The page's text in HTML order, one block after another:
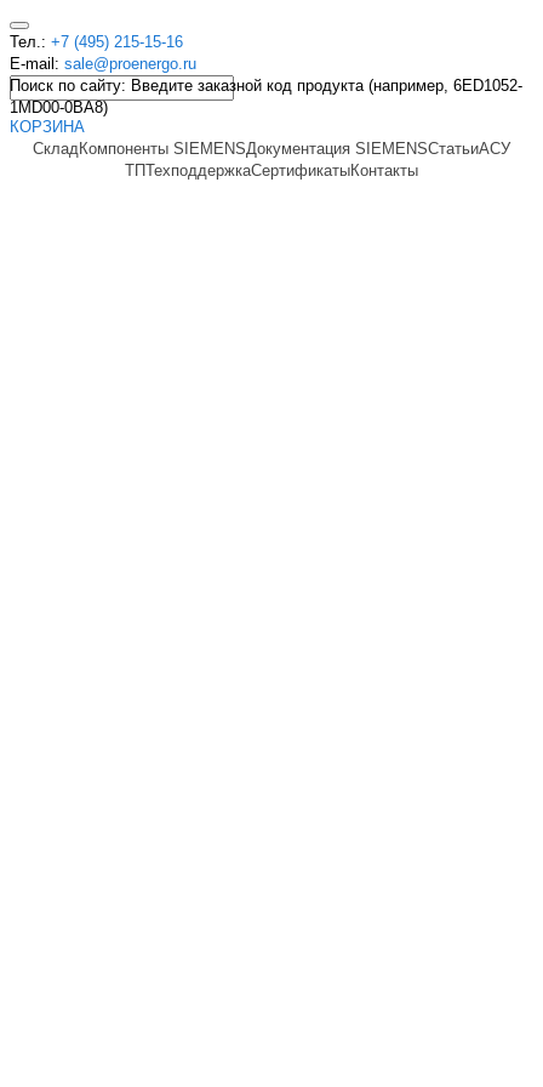
Тел.: +7 (495) 215-15-16
E-mail: sale@proenergo.ru
Поиск по сайту: Введите заказной код продукта (например, 6ED1052-
1MD00-0BA8)
КОРЗИНА
СкладКомпоненты SIEMENSДокументация SIEMENSСтатьиАСУ
ТПТехподдержкаСертификатыКонтакты